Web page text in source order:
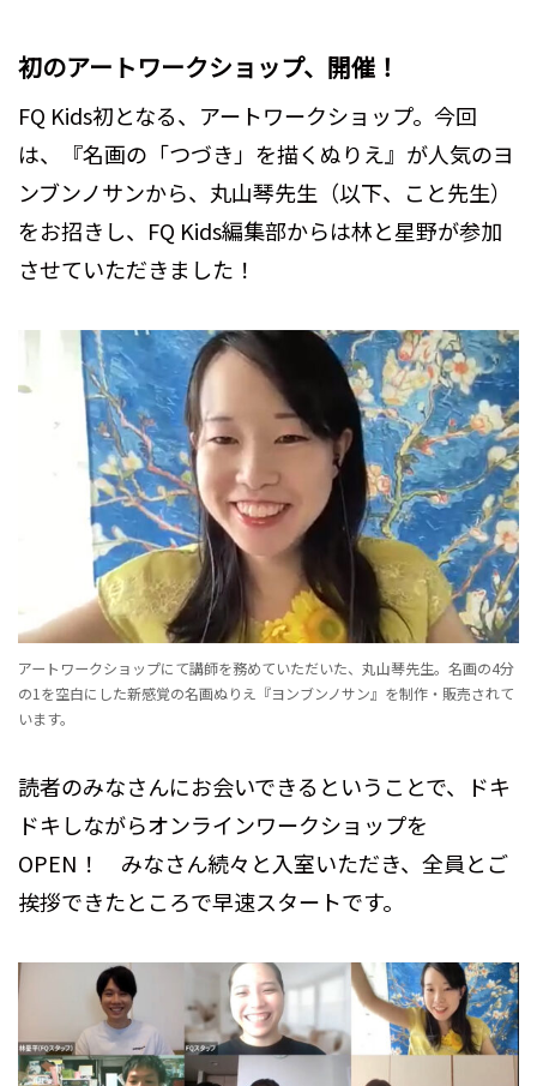
初のアートワークショップ、開催！
FQ Kids初となる、アートワークショップ。今回
は、『名画の「つづき」を描くぬりえ』が人気のヨ
ンブンノサンから、丸山琴先生（以下、こと先生）
をお招きし、FQ Kids編集部からは林と星野が参加
させていただきました！
アートワークショップにて講師を務めていただいた、丸山琴先生。名画の4分
の1を空白にした新感覚の名画ぬりえ『ヨンブンノサン』を制作・販売されて
います。
読者のみなさんにお会いできるということで、ドキ
ドキしながらオンラインワークショップを
OPEN！ みなさん続々と入室いただき、全員とご
挨拶できたところで早速スタートです。